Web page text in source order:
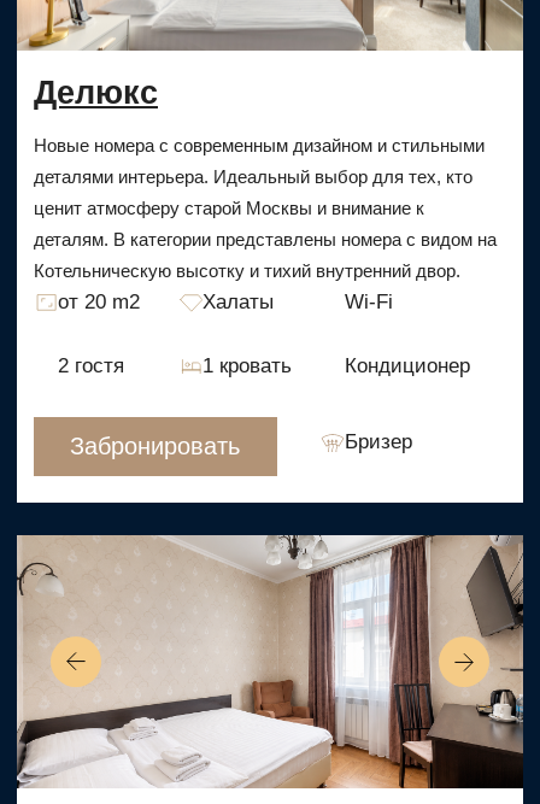
Апартаменты с кухней
Трехкомнатный номер с сауной, кухней и гостиной. Для
мебель для сна и отдыха.
от 12 600 ₽
Забронировать
ПРОВЕДЕНИЕ
МЕРОПРИЯТИЙ
Проводите свои мероприятия стильно и
элегантно в нашем ресторане, где мы
предлагаем индивидуальный подход,
изысканные блюда и утонченную атмосферу,
ИНДИВИДУАЛЬНЫЙ ПОДХОД
К КАЖДОМУ МЕРОПРИЯТИЮ